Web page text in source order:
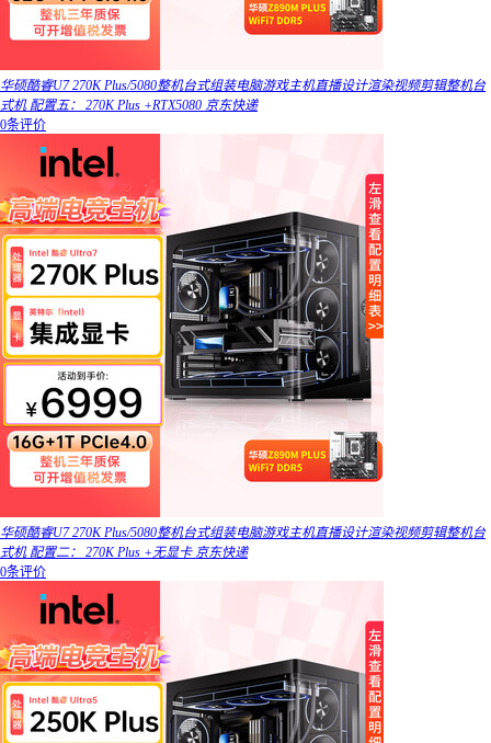
华硕酷睿U7 270K Plus/5080整机台式组装电脑游戏主机直播设计渲染视频剪辑整机台
式机 配置五： 270K Plus +RTX5080 京东快递
0条评价
华硕酷睿U7 270K Plus/5080整机台式组装电脑游戏主机直播设计渲染视频剪辑整机台
式机 配置二： 270K Plus +无显卡 京东快递
0条评价